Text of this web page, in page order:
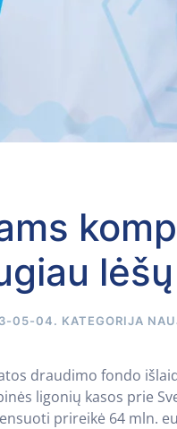
lėšų
05-04. KATEGORIJA
draudimo fondo
ligonių kasos prie
prireikė 64 mln.